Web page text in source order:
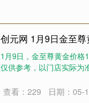
创元网 1月9日金至
1月9日，金至尊黄金价格
仅供参考，以门店实际为
查看：229 日期：05-